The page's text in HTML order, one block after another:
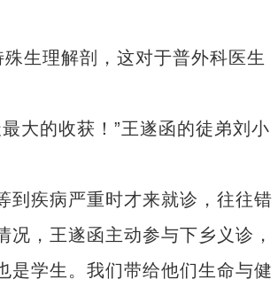
生理解剖，这对于普外科医生
大的收获！”王遂函的徒弟刘小
疾病严重时才来就诊，往往错
，王遂函主动参与下乡义诊，
是学生。我们带给他们生命与健